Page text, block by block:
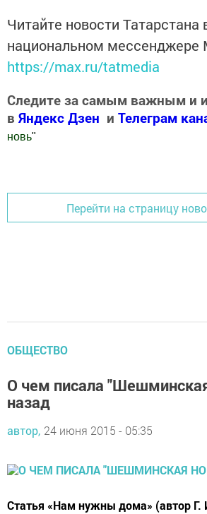
Читайте новости Татарстана
национальном мессенджере
https://max.ru/tatmedia
Следите за самым важным и
в Яндекс Дзен и Телеграм
новь"
Перейти на страницу
ОБЩЕСТВО
О чем писала
назад
автор, 24 июня 2015 - 05:35
Статья «Нам нужны дома» (автор